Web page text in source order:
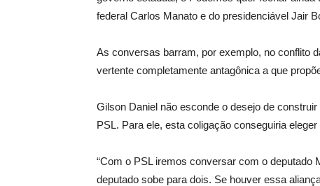
federal Carlos Manato e do presidenciável Jair
As conversas barram, por exemplo, no conflito
vertente completamente antagônica a que
Gilson Daniel não esconde o desejo de
PSL. Para ele, esta coligação conseguiria
“Com o PSL iremos conversar com o deputado
deputado sobe para dois. Se houver essa